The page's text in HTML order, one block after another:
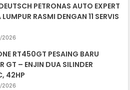
PETRONAS AUTO EXPERT
RASMI DENGAN 11 SERVIS
2026
RT450GT PESAING BARU
GT – ENJIN DUA SILINDER
42HP
2026